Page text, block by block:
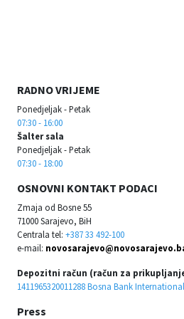
RADNO VRIJEME
Ponedjeljak - Petak
07:30 - 16:00
Šalter sala
Ponedjeljak - Petak
07:30 - 18:00
OSNOVNI KONTAKT PODACI
Zmaja od Bosne 55
71000 Sarajevo, BiH
Centrala tel: +387 33 492-100
e-mail:
Depozitni račun (račun za
1411965320011288 Bosna Bank
Press